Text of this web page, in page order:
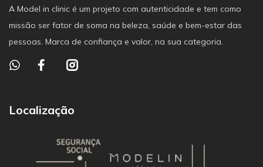
A Model in clinic é um projeto com autenticidade e tem como
missão ser fator de soma na beleza, saúde e bem-estar das
pessoas. Marca de confiança e valor, na sua categoria.
Localização